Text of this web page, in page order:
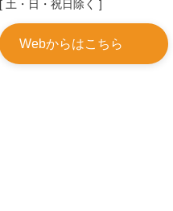
[ 土・日・祝日除く ]
Webからはこちら